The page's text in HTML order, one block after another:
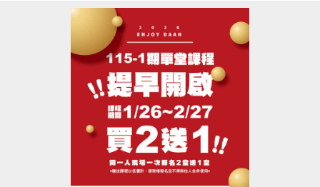
十分鐘後不受理，敬請準時報到！寶礦力於講座結束
後發放，數量有限，送完為止。
國泰綜合醫院Cathay General Hospital
國泰醫療財團法人